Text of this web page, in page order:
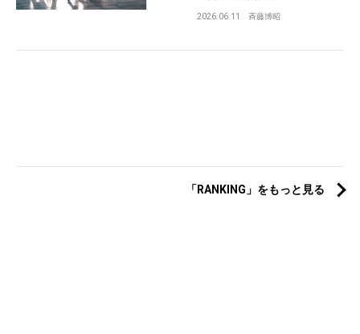
2026.06.11 斉藤博昭
「RANKING」をもっと見る